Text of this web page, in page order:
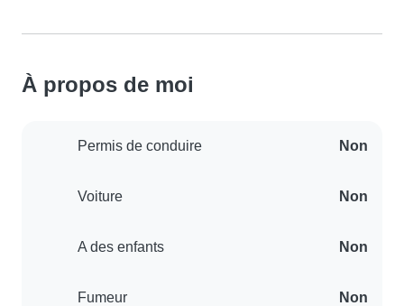
À propos de moi
Permis de conduire Non
Voiture Non
A des enfants Non
Fumeur Non